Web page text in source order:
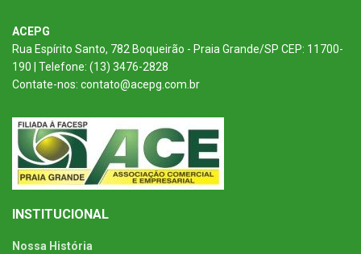
ACEPG
Rua Espírito Santo, 782 Boqueirão - Praia Grande/SP CEP: 11700-
190 | Telefone: (13) 3476-2828
Contate-nos: contato@acepg.com.br
INSTITUCIONAL
Nossa História